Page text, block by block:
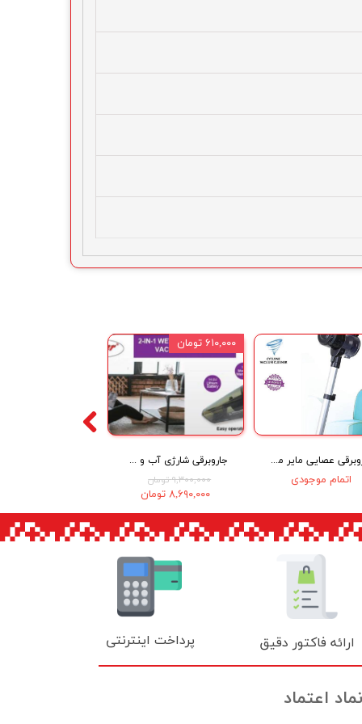
جاروبرقی شارژی آب و خاک مایر مدل Maier mr-12700
۹,۳۰۰,۰۰۰ تومان
۸,۶۹۰,۰۰۰ تومان
۶۱۰,۰۰۰ تومان
جاروبرقی عصایی مایر مدل Maier MR-19700
اتمام موجودی
ارائه فاکتور دقیق پرداخت اینترنتی
نماد اعتماد